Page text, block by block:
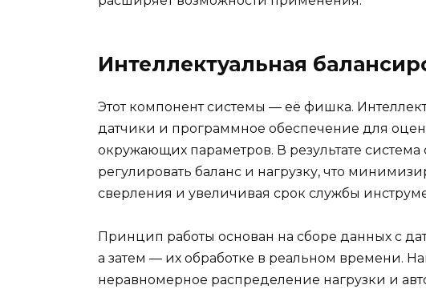
Интеллектуальная
Этот компонент системы — её фишка.
датчики и программное обеспечение для
окружающих параметров. В результате система
регулировать баланс и нагрузку, что
сверления и увеличивая срок службы
Принцип работы основан на сборе данных с
а затем — их обработке в реальном времени.
неравномерное распределение нагрузки и